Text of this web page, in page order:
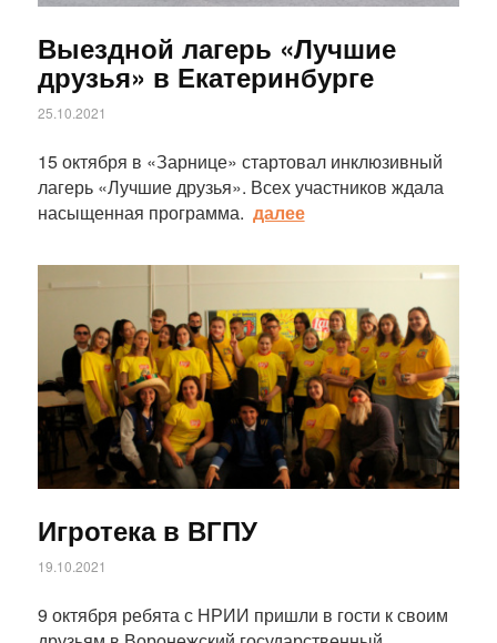
Выездной лагерь «Лучшие
друзья» в Екатеринбурге
25.10.2021
15 октября в «Зарнице» стартовал инклюзивный
лагерь «Лучшие друзья». Всех участников ждала
насыщенная программа. далее
Игротека в ВГПУ
19.10.2021
9 октября ребята с НРИИ пришли в гости к своим